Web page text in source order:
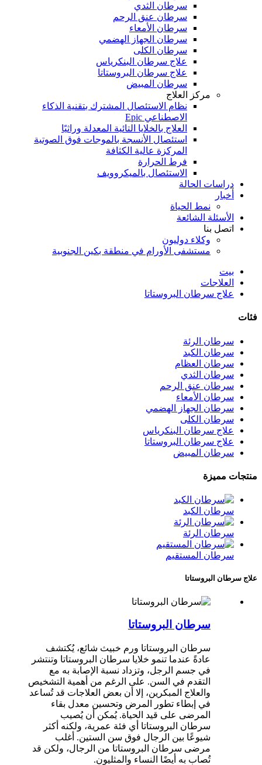
سرطان الثدي
سرطان عنق الرحم
سرطان الأمعاء
سرطان الجهاز الهضمي
سرطان الكلى
علاج سرطان البنكرياس
علاج سرطان البروستاتا
سرطان المبيض
مركز العلاج
نظام الاستئصال المشترك بتقنية الذكاء
الاصطناعي Epic
العلاج بالخلايا التائية المعدلة وراثيًا
استئصال الأنسجة بالموجات فوق الصوتية
المركزة عالية الكثافة
فرط الحرارة
الاستئصال بالميكروويف
دراسات الحالة
أخبار
نمط الحياة
الأسئلة الشائعة
اتصل بنا
وكلاء دوليون
مستشفى الأورام في منطقة بكين الجنوبية
بيت
العلاجات
علاج سرطان البروستاتا
فئات
سرطان الرئة
سرطان الكبد
سرطان العظام
سرطان الثدي
سرطان عنق الرحم
سرطان الأمعاء
سرطان الجهاز الهضمي
سرطان الكلى
علاج سرطان البنكرياس
علاج سرطان البروستاتا
سرطان المبيض
منتجات مميزة
سرطان الكبد
سرطان الرئة
سرطان المستقيم
علاج سرطان البروستاتا
سرطان البروستاتا
سرطان البروستاتا ورم خبيث شائع، يُكتشف
عادةً عندما تنمو خلايا سرطان البروستاتا وتنتشر
في جسم الرجل، وتزداد نسبة الإصابة به مع
التقدم في السن. على الرغم من أهمية التشخيص
والعلاج المبكرين، إلا أن بعض العلاجات قد تُساعد
في إبطاء تطور المرض وتحسين معدل بقاء
المرضى على قيد الحياة. يُمكن أن يُصيب
سرطان البروستاتا أي فئة عمرية، ولكنه أكثر
شيوعًا بين الرجال فوق سن الستين. أغلب
مرضى سرطان البروستاتا من الرجال، ولكن قد
تُصاب به أيضًا النساء والمثليون.